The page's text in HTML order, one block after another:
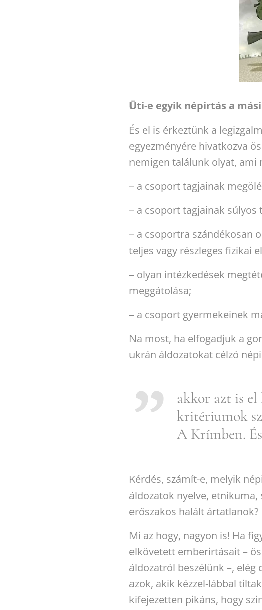
Üti-e egyik népirtás a
És el is érkeztünk a
egyezményére hivatkozva
nemigen találunk olyat, ami
– a csoport tagjainak
– a csoport tagjainak súlyos
– a csoportra szándékosan
teljes vagy részleges fizikai
– olyan intézkedések
meggátolása;
– a csoport gyermekeinek
Na most, ha elfogadjuk a
ukrán áldozatokat célzó
akkor azt is
kritériumok
A Krímben.
Kérdés, számít-e, melyik
áldozatok nyelve,
erőszakos halált ártatlanok?
Mi az hogy, nagyon is! Ha
elkövetett emberirtásait –
áldozatról beszélünk –,
azok, akik kézzel-lábbal
kifejezetten pikáns, hogy